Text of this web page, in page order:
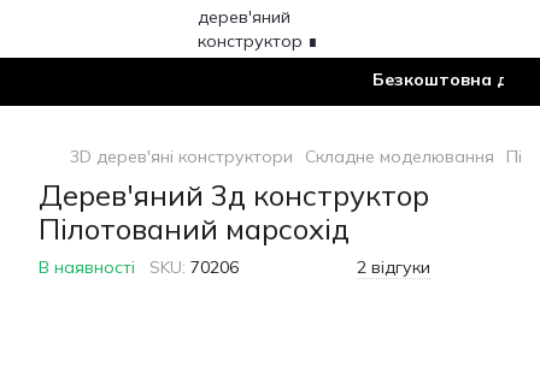
Безкоштовна
3D дерев'яні конструктори Складне моделювання
Дерев'яний 3д конструктор
Пілотований марсохід
В наявності SKU: 70206 2 відгуки